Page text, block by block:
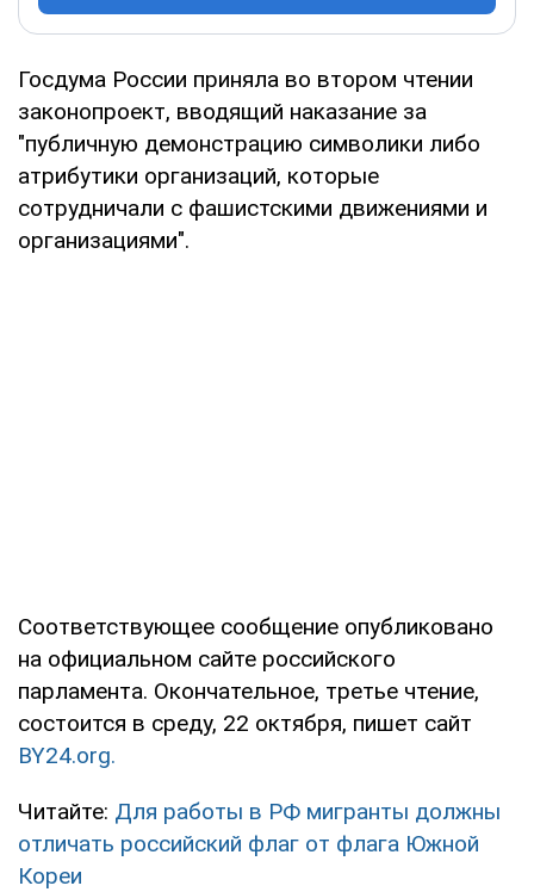
Госдума России приняла во втором чтении
законопроект, вводящий наказание за
"публичную демонстрацию символики либо
атрибутики организаций, которые
сотрудничали с фашистскими движениями и
организациями".
Соответствующее сообщение опубликовано
на официальном сайте российского
парламента. Окончательное, третье чтение,
состоится в среду, 22 октября, пишет сайт
BY24.org.
Читайте: Для работы в РФ мигранты должны
отличать российский флаг от флага Южной
Кореи